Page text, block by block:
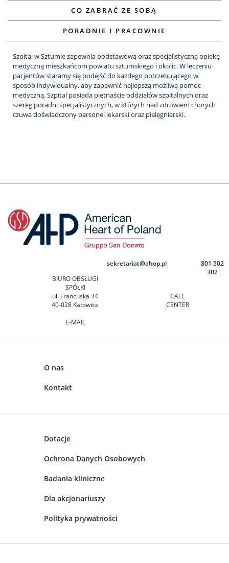
CO ZABRAĆ ZE SOBĄ
PORADNIE I PRACOWNIE
Szpital w Sztumie zapewnia podstawową oraz specjalistyczną opiekę
medyczną mieszkańcom powiatu sztumskiego i okolic. W leczeniu
pacjentów staramy się podejść do każdego potrzebującego w
sposób indywidualny, aby zapewnić najlepszą możliwą pomoc
medyczną. Szpital posiada piętnaście oddziałów szpitalnych oraz
szereg poradni specjalistycznych, w których nad zdrowiem chorych
czuwa doświadczony personel lekarski oraz pielęgniarski.
BIURO OBSŁUGI
SPÓŁKI
ul. Francuska 34
40-028 Katowice
E-MAIL
sekretariat@ahop.pl
CALL
CENTER
801 502
302
O nas
Kontakt
Dotacje
Ochrona Danych Osobowych
Badania kliniczne
Dla akcjonariuszy
Polityka prywatności